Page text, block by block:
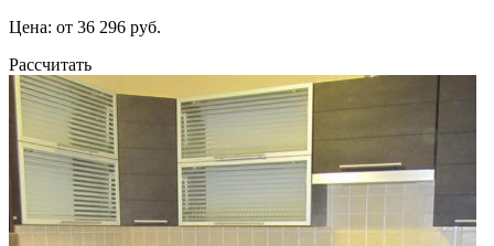
Цена: от 36 296 руб.
Рассчитать